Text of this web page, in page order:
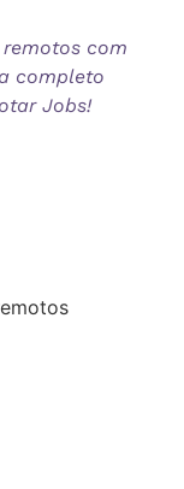
com
completo
Jobs!